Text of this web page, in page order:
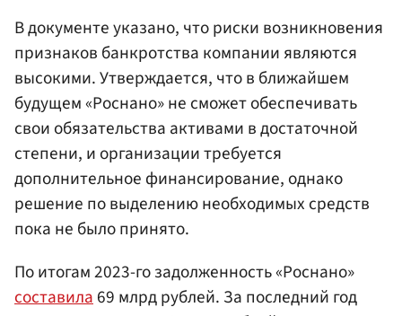
В документе указано, что риски возникновения
признаков банкротства компании являются
высокими. Утверждается, что в ближайшем
будущем «Роснано» не сможет обеспечивать
свои обязательства активами в достаточной
степени, и организации требуется
дополнительное финансирование, однако
решение по выделению необходимых средств
пока не было принято.
По итогам 2023-го задолженность «Роснано»
составила 69 млрд рублей. За последний год